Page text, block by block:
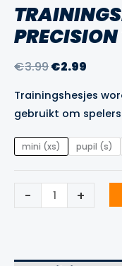
€3.99
was:
€3.99.
€2.99
is:
€2.99.
Trainingshesjes
gebruikt om
mini (xs) pupil (s)
-
Trainingshesjes
Wit
Precision
+